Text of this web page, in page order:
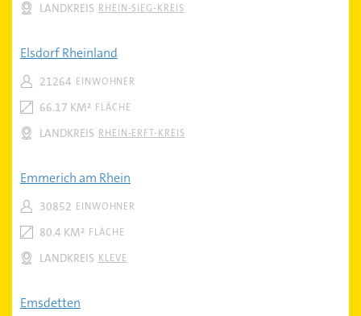
RHEIN-SIEG-KREIS
LANDKREIS
Elsdorf Rheinland
EINWOHNER
21264
FLÄCHE
66.17 KM²
RHEIN-ERFT-KREIS
LANDKREIS
Emmerich am Rhein
EINWOHNER
30852
FLÄCHE
80.4 KM²
KLEVE
LANDKREIS
Emsdetten